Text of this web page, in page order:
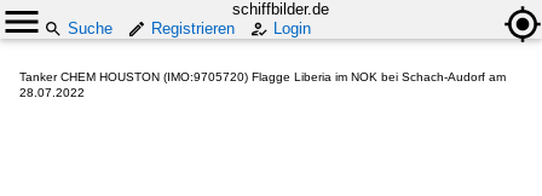
schiffbilder.de
Suche
Registrieren Login
Tanker CHEM HOUSTON (IMO:9705720) Flagge Liberia im NOK bei Schach-Audorf am
28.07.2022